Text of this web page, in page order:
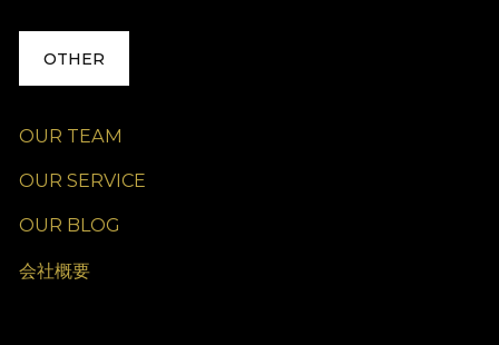
OTHER
OUR TEAM
OUR SERVICE
OUR BLOG
会社概要